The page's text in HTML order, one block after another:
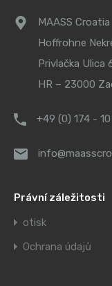
MAASS Croatia
Hoffrohne
Privlačka Ulica
HR – 23000
+49 (0) 174 - 10
Právní záležitosti
otisk
Ochrana údajů